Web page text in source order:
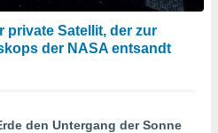
private Satellit, der zur
der NASA entsandt
den Untergang der Sonne